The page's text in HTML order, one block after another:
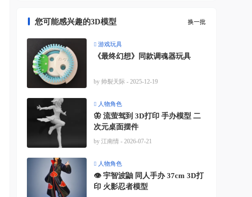
您可能感兴趣的3D模型 换一批
游戏玩具
《最终幻想》同款调魂器玩具
by 帅裂天际 - 2025-12-19
人物角色
🦋 流萤驾到 3D打印 手办模型 二
次元桌面摆件
by 江南情 - 2026-07-21
人物角色
👁️ 宇智波鼬 同人手办 37cm 3D打
印 火影忍者模型